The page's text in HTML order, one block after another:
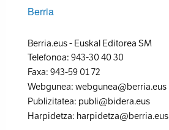
Berria
Berria.eus- Euskal Editorea SM
Telefonoa: 943-30 40 30
Faxa: 943-59 01 72
Webgunea: webgunea@berria.eus
Publizitatea: publi@bidera.eus
Harpidetza: harpidetza@berria.eus